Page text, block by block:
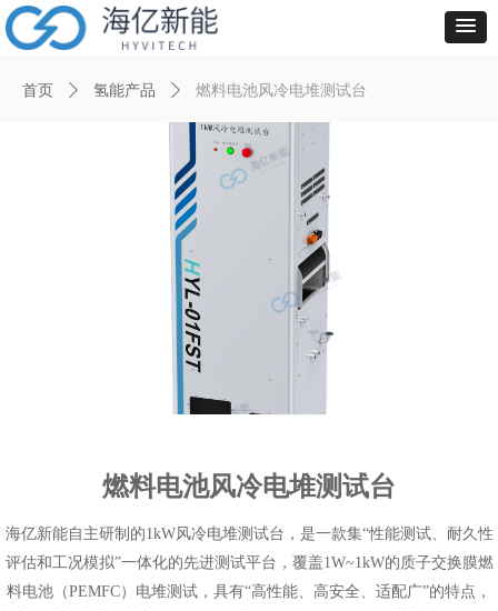
首页 ꄲ 氢能产品 ꄲ 燃料电池风冷电堆测试台
燃料电池风冷电堆测试台
海亿新能自主研制的1kW风冷电堆测试台，是一款集“性能测试、耐久性
评估和工况模拟”一体化的先进测试平台，覆盖1W~1kW的质子交换膜燃
料电池（PEMFC）电堆测试，具有“高性能、高安全、适配广”的特点，